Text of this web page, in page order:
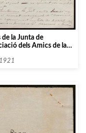
de la Junta de
dels Amics de la